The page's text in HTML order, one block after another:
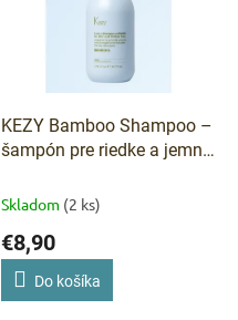
KEZY Bamboo Shampoo –
šampón pre riedke a jemné
Skladom (2 ks)
€8,90
Do košíka